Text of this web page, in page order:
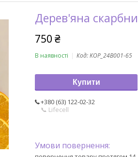
Дерев'яна
750 ₴
В наявності Код:KOP_24B001-65
Купити
+380 (63) 122-02-32
📞 Lifecell